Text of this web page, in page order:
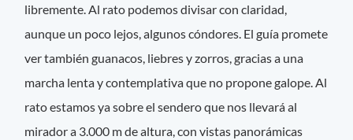
libremente. Al rato podemos divisar con claridad,
aunque un poco lejos, algunos cóndores. El guía promete
ver también guanacos, liebres y zorros, gracias a una
marcha lenta y contemplativa que no propone galope. Al
rato estamos ya sobre el sendero que nos llevará al
mirador a 3.000 m de altura, con vistas panorámicas